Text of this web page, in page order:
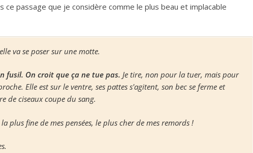
ce passage que je considère comme le plus beau et implacable
va se poser sur une motte.
fusil. On croit que ça ne tue pas. Je tire, non pour la tuer, mais pour
Elle est sur le ventre, ses pattes s'agitent, son bec se ferme et
de ciseaux coupe du sang.
plus fine de mes pensées, le plus cher de mes remords !